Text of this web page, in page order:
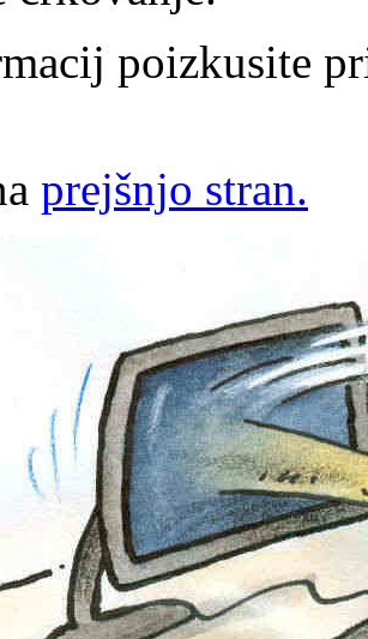
poizkusite
prejšnjo stran.